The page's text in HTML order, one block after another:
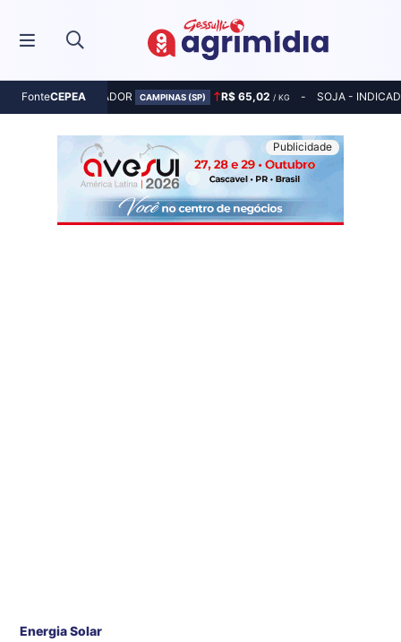
FonteCEPEA
MILHO - INDICADOR CAMPINAS (SP) R$ 65,02 / KG SOJA -
Energia Solar